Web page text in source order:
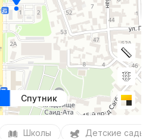
Спутник
Школы Детские сады